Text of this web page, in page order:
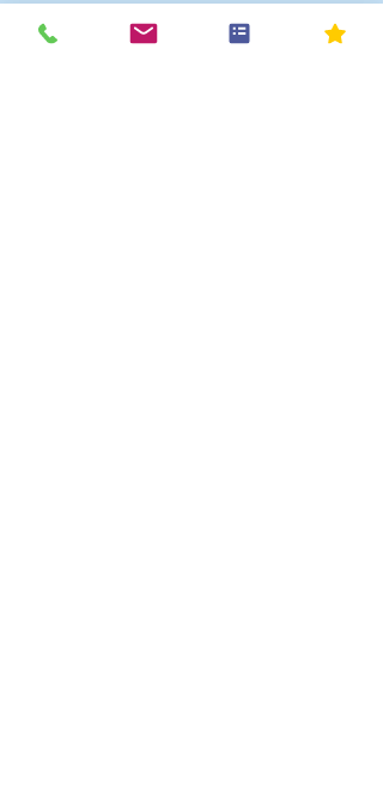
minuten eerder aanwezig te zijn. Dat